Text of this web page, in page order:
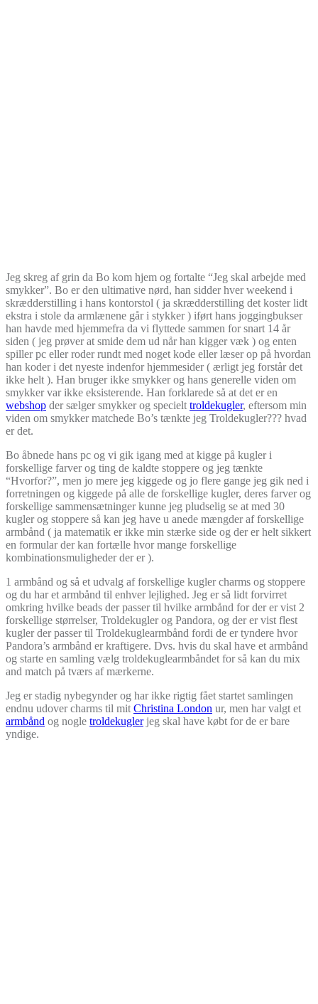
Jeg skreg af grin da Bo kom hjem og fortalte “Jeg skal arbejde med
smykker”. Bo er den ultimative nørd, han sidder hver weekend i
skrædderstilling i hans kontorstol ( ja skrædderstilling det koster lidt
ekstra i stole da armlænene går i stykker ) iført hans joggingbukser
han havde med hjemmefra da vi flyttede sammen for snart 14 år
siden ( jeg prøver at smide dem ud når han kigger væk ) og enten
spiller pc eller roder rundt med noget kode eller læser op på hvordan
han koder i det nyeste indenfor hjemmesider ( ærligt jeg forstår det
ikke helt ). Han bruger ikke smykker og hans generelle viden om
smykker var ikke eksisterende. Han forklarede så at det er en
webshop der sælger smykker og specielt troldekugler, eftersom min
viden om smykker matchede Bo’s tænkte jeg Troldekugler??? hvad
er det.
Bo åbnede hans pc og vi gik igang med at kigge på kugler i
forskellige farver og ting de kaldte stoppere og jeg tænkte
“Hvorfor?”, men jo mere jeg kiggede og jo flere gange jeg gik ned i
forretningen og kiggede på alle de forskellige kugler, deres farver og
forskellige sammensætninger kunne jeg pludselig se at med 30
kugler og stoppere så kan jeg have u anede mængder af forskellige
armbånd ( ja matematik er ikke min stærke side og der er helt sikkert
en formular der kan fortælle hvor mange forskellige
kombinationsmuligheder der er ).
1 armbånd og så et udvalg af forskellige kugler charms og stoppere
og du har et armbånd til enhver lejlighed. Jeg er så lidt forvirret
omkring hvilke beads der passer til hvilke armbånd for der er vist 2
forskellige størrelser, Troldekugler og Pandora, og der er vist flest
kugler der passer til Troldekuglearmbånd fordi de er tyndere hvor
Pandora’s armbånd er kraftigere. Dvs. hvis du skal have et armbånd
og starte en samling vælg troldekuglearmbåndet for så kan du mix
and match på tværs af mærkerne.
Jeg er stadig nybegynder og har ikke rigtig fået startet samlingen
endnu udover charms til mit Christina London ur, men har valgt et
armbånd og nogle troldekuglerjeg skal have købt for de er bare
yndige.